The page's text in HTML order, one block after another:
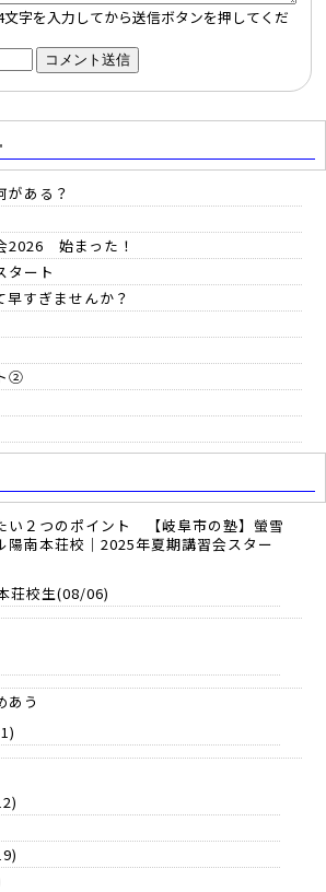
字を入力してから送信ボタンを押してくだ
がある？
2026 始まった！
タート
すぎませんか？
②
い２つのポイント 【岐阜市の塾】螢雪
陽南本荘校｜2025年夏期講習会スター
荘校生(08/06)
あう